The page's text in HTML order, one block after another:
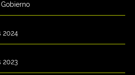
2024
2023